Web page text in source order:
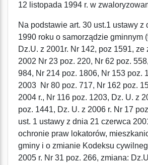
12 listopada 1994 r. w
Na podstawie art. 30 ust.1 ustawy z
1990 roku o samorządzie gminnym
Dz.U. z 2001r. Nr 142, poz 1591, ze
2002 Nr 23 poz. 220, Nr 62 poz.
984, Nr 214 poz. 1806, Nr 153 poz.
2003 Nr 80 poz. 717, Nr 162 poz.
2004 r., Nr 116 poz. 1203, Dz. U. z
poz. 1441, Dz. U. z 2006 r. Nr 17
ust. 1 ustawy z dnia 21 czerwca
ochronie praw lokatorów,
gminy i o zmianie Kodeksu
2005 r. Nr 31 poz. 266, zmiana: